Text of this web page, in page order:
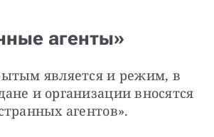
агенты»
является и режим, в
и организации вносятся
агентов».